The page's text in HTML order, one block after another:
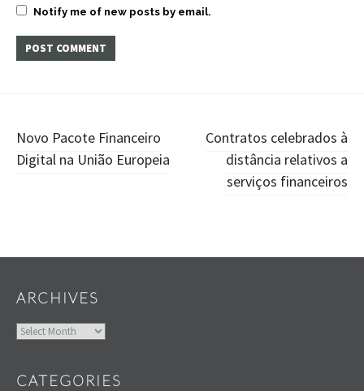
Notify me of new posts by email.
Post
navigation
Novo Pacote Financeiro
Digital na União Europeia
Contratos celebrados à
distância relativos a
serviços financeiros
ARCHIVES
Archives
CATEGORIES